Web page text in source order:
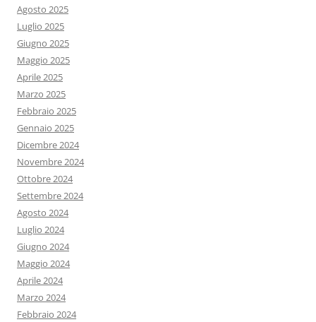
Agosto 2025
Luglio 2025
Giugno 2025
Maggio 2025
Aprile 2025
Marzo 2025
Febbraio 2025
Gennaio 2025
Dicembre 2024
Novembre 2024
Ottobre 2024
Settembre 2024
Agosto 2024
Luglio 2024
Giugno 2024
Maggio 2024
Aprile 2024
Marzo 2024
Febbraio 2024